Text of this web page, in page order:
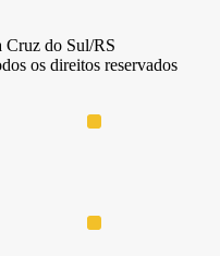
Cruz do Sul/RS
os direitos reservados